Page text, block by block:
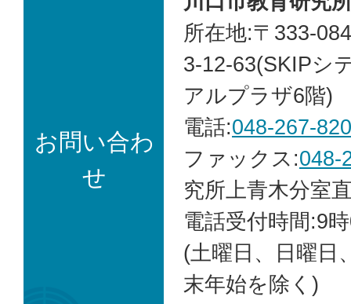
お問い合わ
せ
所在地:〒333-
3-12-63(SKIPシ
アルプラザ6階)
電話:048-267-
ファックス:048-
究所上青木分室
電話受付時間:9
(土曜日、日曜日
末年始を除く)